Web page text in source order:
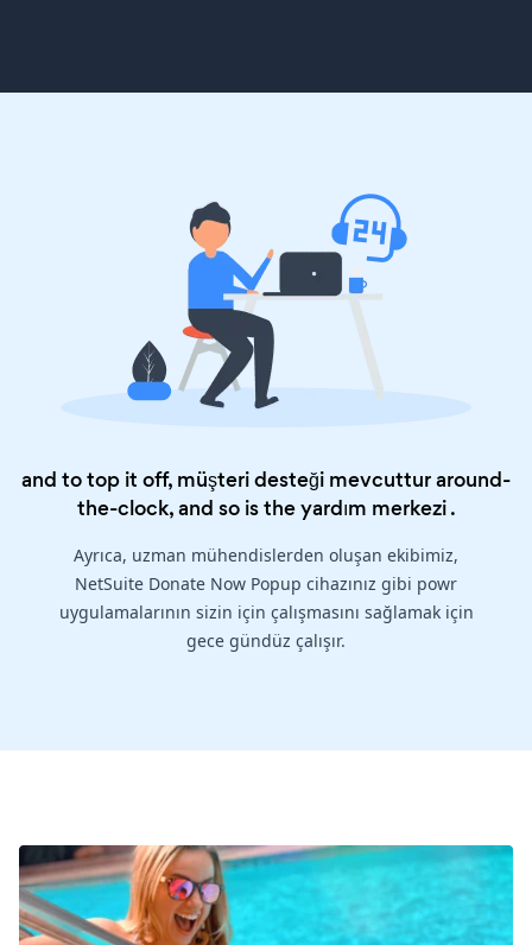
and to top it off, müşteri desteği mevcuttur around-
the-clock, and so is theyardım merkezi.
Ayrıca, uzman mühendislerden oluşan ekibimiz,
NetSuite Donate Now Popup cihazınız gibi powr
uygulamalarının sizin için çalışmasını sağlamak için
gece gündüz çalışır.